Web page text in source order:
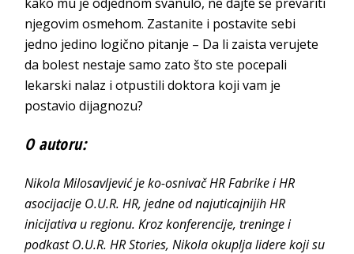
njegovim osmehom. Zastanite i postavite sebi
jedno jedino logično pitanje – Da li zaista verujete
da bolest nestaje samo zato što ste pocepali
lekarski nalaz i otpustili doktora koji vam je
postavio dijagnozu?
O autoru:
Nikola Milosavljević je ko-osnivač HR Fabrike i HR
asocijacije O.U.R. HR, jedne od najuticajnijih HR
inicijativa u regionu. Kroz konferencije, treninge i
podkast O.U.R. HR Stories, Nikola okuplja lidere koji su